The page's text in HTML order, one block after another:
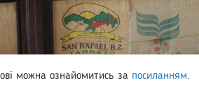
можна ознайомитись за посиланням.